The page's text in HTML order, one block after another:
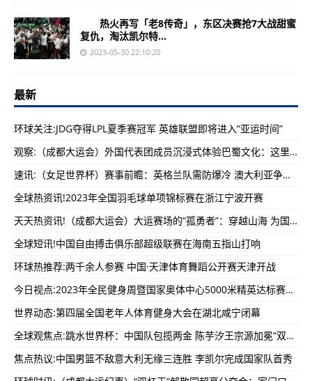
热火再写「老8传奇」，东区决赛抢7大战甜蜜
复仇，淘汰凯尔特...
2023-05-30 22:10:20
最新
环球关注:JDG夺得LPL夏季赛冠军 英雄联盟即将进入“亚运时间”
观察:（成都大运会）外国代表团成员沉浸式体验巴蜀文化：这里令人着迷
速讯:（女足世界杯）赛事前瞻：英格兰队需防爆冷 澳大利亚争进八强
全球热资讯!2023年全国羽毛球单项锦标赛在浙江宁波开赛
天天热资讯!（成都大运会）大运赛场的“孤勇者”：穿越山海 为国家荣誉而来
全球短讯!中国自由搏击俱乐部超级联赛在海南五指山打响
环球热推荐:两千余人参赛 中国·天津体育舞蹈公开赛天津开战
今日视点:2023年全民健身周暨国家奥体中心5000米精英达标赛开赛
世界动态:第四届全国老年人体育健身大会在湖北咸宁闭幕
全球观焦点:跳水世界杯：中国队包揽两金 陈芋汐王宗源加冕“双冠王”
焦点热议:中国男篮不敌意大利无缘三连胜 李凯尔完成国家队首秀